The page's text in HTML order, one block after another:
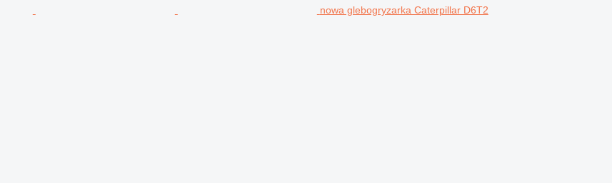
nowa glebogryzarka Caterpillar D6T2